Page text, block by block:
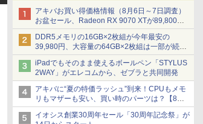
アキバお買い得価格情報（8月6日～7日調査）
お盆セール、Radeon RX 9070 XTが89,800
円、水平周波数24.8kHz対応の17型モニターが
9,801円、暑さ指数連動セール ほか
DDR5メモリの16GB×2枚組が今年最安の
39,980円、大容量の64GB×2枚組は一部が続騰
[8月前半のメモリ価格]
iPadでもそのまま使えるボールペン「STYLUS
2WAY」がエレコムから、ゼブラと共同開発
アキバに“夏の特価ラッシュ”到来！CPUもメモ
リもマザーも安い、買い時のパーツは？【8月7
日(金)22時配信】
イオシス創業30周年セール「30周年記念祭」が